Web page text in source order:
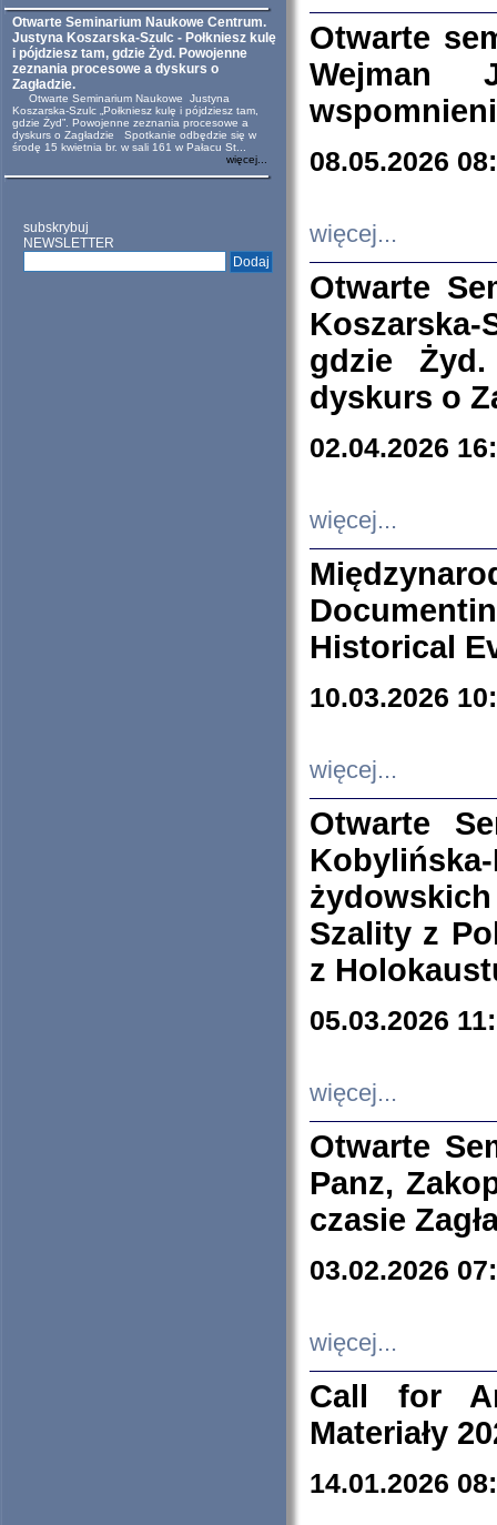
Otwarte Seminarium Naukowe Centrum.
Justyna Koszarska-Szulc - Połkniesz kulę
i pójdziesz tam, gdzie Żyd. Powojenne
zeznania procesowe a dyskurs o
Zagładzie.
Otwarte Seminarium Naukowe Justyna
Koszarska-Szulc „Połkniesz kulę i pójdziesz tam,
gdzie Żyd”. Powojenne zeznania procesowe a
dyskurs o Zagładzie Spotkanie odbędzie się w
środę 15 kwietnia br. w sali 161 w Pałacu St...
więcej...
subskrybuj
NEWSLETTER
Otwarte
Wejman
08.05.2026
więcej...
Otwarte
Koszarska-
gdzie
dyskurs o
02.04.2026
więcej...
Historical
10.03.2026
więcej...
Otwarte
Szality z
z
05.03.2026
więcej...
Otwarte
Panz,
czasie
03.02.2026
więcej...
Call for
Materiały
14.01.2026